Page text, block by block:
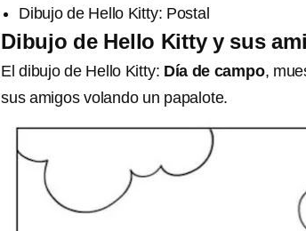
Dibujo de Hello Kitty: Postal
Dibujo de Hello Kitty y sus
El dibujo de Hello Kitty: Día de campo,
sus amigos volando un papalote.